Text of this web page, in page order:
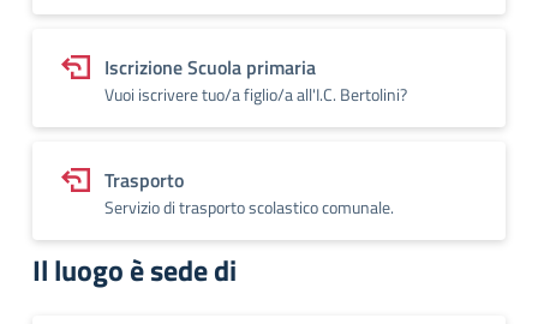
Iscrizione Scuola primaria
Vuoi iscrivere tuo/a figlio/a all'I.C. Bertolini?
Trasporto
Servizio di trasporto scolastico comunale.
Il luogo è sede di